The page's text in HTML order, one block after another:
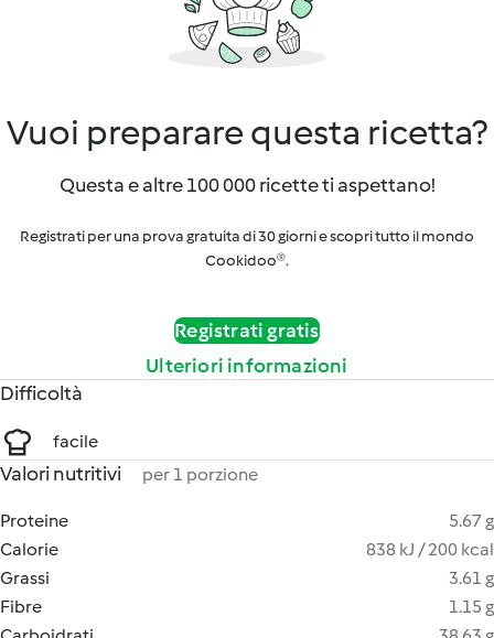
Vuoi preparare questa ricetta?
Questa e altre 100 000 ricette ti aspettano!
Registrati per una prova gratuita di 30 giorni e scopri tutto il mondo
Cookidoo®.
Registrati gratis
Ulteriori informazioni
Difficoltà
facile
Valori nutritivi per 1 porzione
Proteine
5.67 g
Calorie
838 kJ / 200 kcal
Grassi
3.61 g
Fibre
1.15 g